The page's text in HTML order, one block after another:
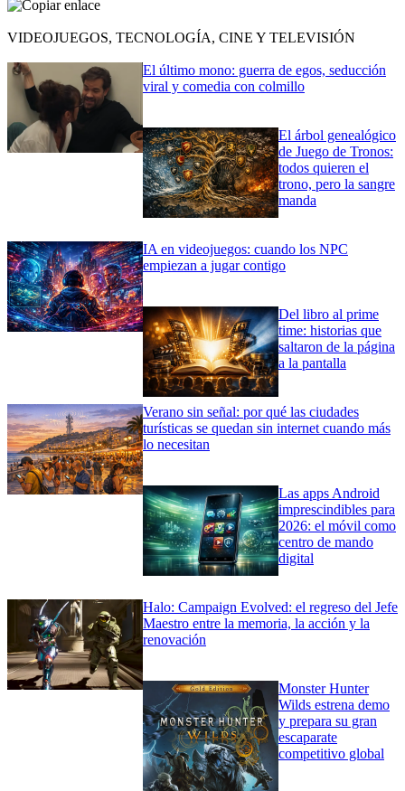
VIDEOJUEGOS, TECNOLOGÍA, CINE Y TELEVISIÓN
El último mono: guerra de egos, seducción
viral y comedia con colmillo
El árbol genealógico
de Juego de Tronos:
todos quieren el
trono, pero la sangre
manda
IA en videojuegos: cuando los NPC
empiezan a jugar contigo
Del libro al prime
time: historias que
saltaron de la página
a la pantalla
Verano sin señal: por qué las ciudades
turísticas se quedan sin internet cuando más
lo necesitan
Las apps Android
imprescindibles para
2026: el móvil como
centro de mando
digital
Halo: Campaign Evolved: el regreso del Jefe
Maestro entre la memoria, la acción y la
renovación
Monster Hunter
Wilds estrena demo
y prepara su gran
escaparate
competitivo global